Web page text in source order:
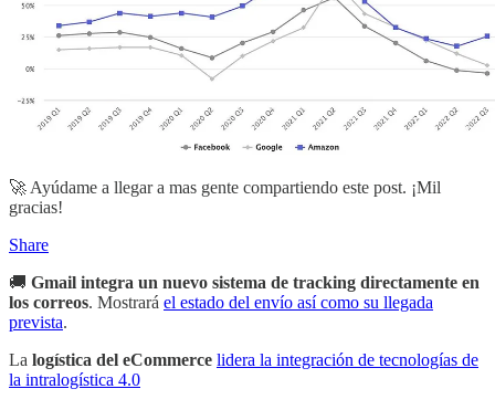
🚀 Ayúdame a llegar a mas gente compartiendo este post. ¡Mil
gracias!
Share
🚚 Gmail integra un nuevo sistema de tracking directamente en
los correos. Mostrará el estado del envío así como su llegada
prevista.
La logística del eCommerce lidera la integración de tecnologías de
la intralogística 4.0